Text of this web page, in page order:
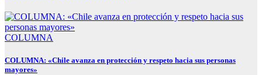
COLUMNA
COLUMNA: «Chile avanza en protección y respeto hacia sus personas
mayores»